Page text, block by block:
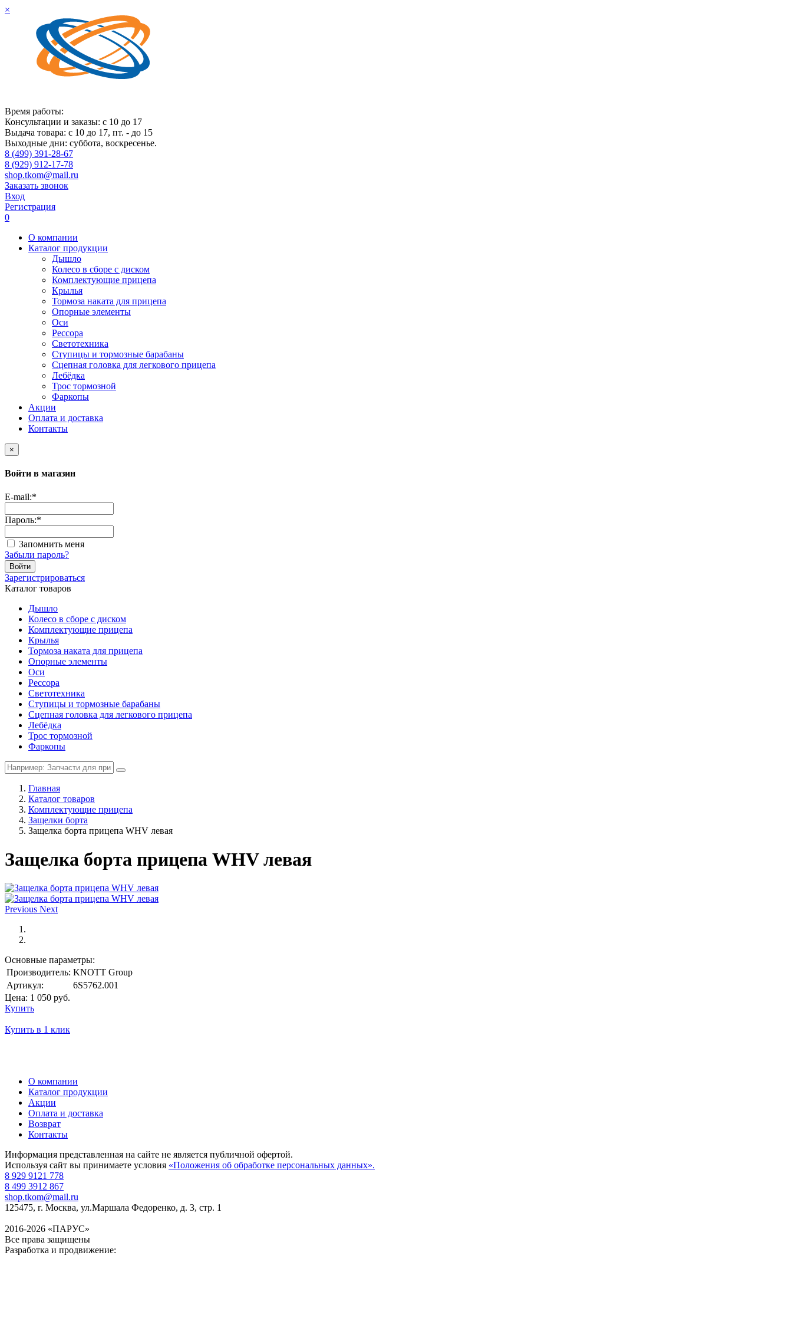
×
Время работы:
Консультации и заказы: с 10 до 17
Выдача товара: с 10 до 17, пт. - до 15
Выходные дни: суббота, воскресенье.
8 (499) 391-28-67
8 (929) 912-17-78
shop.tkom@mail.ru
Заказать звонок
Вход
Регистрация
0
О компании
Каталог продукции
Дышло
Колесо в сборе с диском
Комплектующие прицепа
Крылья
Тормоза наката для прицепа
Опорные элементы
Оси
Рессора
Светотехника
Ступицы и тормозные барабаны
Сцепная головка для легкового прицепа
Лебёдка
Трос тормозной
Фаркопы
Акции
Оплата и доставка
Контакты
×
Войти в магазин
E-mail:*
Пароль:*
Запомнить меня
Забыли пароль?
Войти
Зарегистрироваться
Каталог товаров
Дышло
Колесо в сборе с диском
Комплектующие прицепа
Крылья
Тормоза наката для прицепа
Опорные элементы
Оси
Рессора
Светотехника
Ступицы и тормозные барабаны
Сцепная головка для легкового прицепа
Лебёдка
Трос тормозной
Фаркопы
Главная
Каталог товаров
Комплектующие прицепа
Защелки борта
Защелка борта прицепа WHV левая
Защелка борта прицепа WHV левая
Previous Next
Основные параметры:
Производитель: KNOTT Group
Артикул:
6S5762.001
Цена: 1 050 руб.
Купить
Купить в 1 клик
О компании
Каталог продукции
Акции
Оплата и доставка
Возврат
Контакты
Информация представленная на сайте не является публичной офертой.
Используя сайт вы принимаете условия «Положения об обработке персональных данных».
8 929 9121 778
8 499 3912 867
shop.tkom@mail.ru
125475, г. Москва, ул.Маршала Федоренко, д. 3, стр. 1
2016-2026 «ПАРУС»
Все права защищены
Разработка и продвижение: